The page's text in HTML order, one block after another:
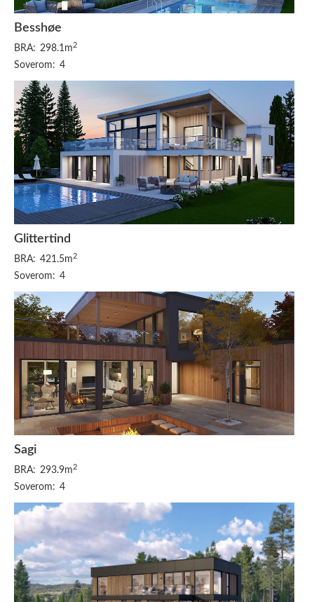
Besshøe
BRA: 298.1m 2
Soverom: 4
Glittertind
BRA: 421.5m 2
Soverom: 4
Sagi
BRA: 293.9m 2
Soverom: 4